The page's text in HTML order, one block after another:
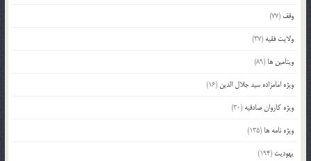
وقف (77)
ولایت فقیه (37)
ویتامین ها (89)
ویژه امامزاده سید جلال الدین (16)
ویژه کاروان صادقیه (30)
ویژه نامه ها (135)
یهودیت (194)